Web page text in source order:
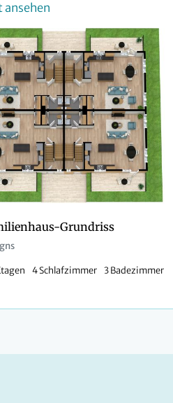
ansehen
Grundriss
4 Schlafzimmer
3 Badezimmer